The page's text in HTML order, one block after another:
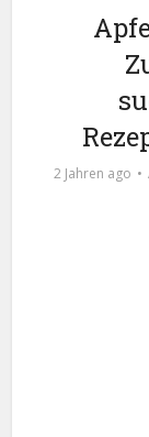
2 Jahren ago